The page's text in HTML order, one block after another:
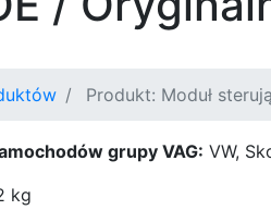
Produkt: Moduł
grupy VAG: VW,
kg